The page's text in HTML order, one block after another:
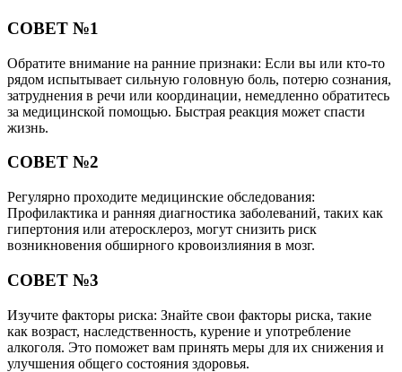
СОВЕТ №1
Обратите внимание на ранние признаки: Если вы или кто-то
рядом испытывает сильную головную боль, потерю сознания,
затруднения в речи или координации, немедленно обратитесь
за медицинской помощью. Быстрая реакция может спасти
жизнь.
СОВЕТ №2
Регулярно проходите медицинские обследования:
Профилактика и ранняя диагностика заболеваний, таких как
гипертония или атеросклероз, могут снизить риск
возникновения обширного кровоизлияния в мозг.
СОВЕТ №3
Изучите факторы риска: Знайте свои факторы риска, такие
как возраст, наследственность, курение и употребление
алкоголя. Это поможет вам принять меры для их снижения и
улучшения общего состояния здоровья.